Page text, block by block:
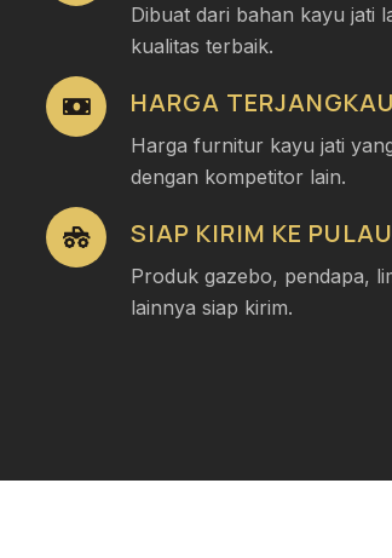
Dibuat dari bahan kayu jati
kualitas terbaik.
HARGA TERJANGKAU
Harga furnitur kayu jati
dengan kompetitor lain.
SIAP KIRIM KE
Produk gazebo, pendapa,
lainnya siap kirim.